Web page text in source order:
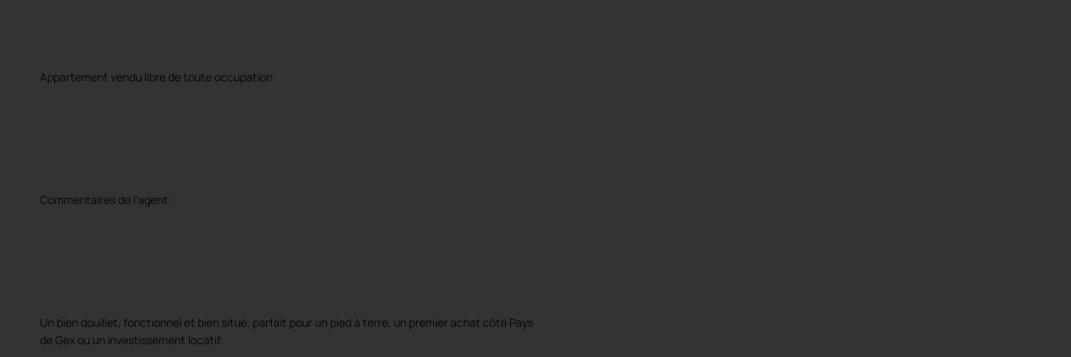
Appartement vendu libre de toute occupation
Commentaires de l'agent:
Un bien douillet, fonctionnel et bien situé, parfait pour un pied à terre, un premier achat côté Pays
de Gex ou un investissement locatif.